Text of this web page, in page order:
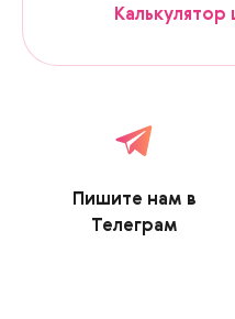
Пишите нам в
Телеграм